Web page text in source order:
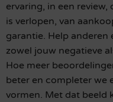
ervaring, in een
is verlopen, van
garantie. Help anderen
zowel jouw negatieve
Hoe meer
beter en completer we
vormen. Met dat beeld